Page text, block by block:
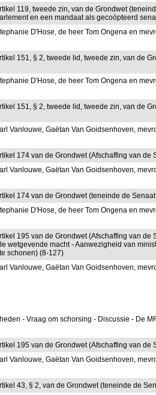
119, tweede zin, van de Grondwet
en een mandaat als gecoöpteerd
D'Hose, de heer Tom Ongena en
151, § 2, tweede lid, tweede zin, van de
D'Hose, de heer Tom Ongena en
151, § 2, tweede lid, tweede zin, van de
Vanlouwe, Gaëtan Van Goidsenhoven,
174 van de Grondwet (Afschaffing van de
Vanlouwe, Gaëtan Van Goidsenhoven,
174 van de Grondwet (teneinde de
D'Hose, de heer Tom Ongena en
195 van de Grondwet (Afschaffing van
wetgevende macht - Aanwezigheid van
schonen) (8-127)
Vanlouwe, Gaëtan Van Goidsenhoven,
- Vraag om schorsing - Discussie - De
195 van de Grondwet (Afschaffing van
Vanlouwe, Gaëtan Van Goidsenhoven,
43, § 2, van de Grondwet (teneinde de